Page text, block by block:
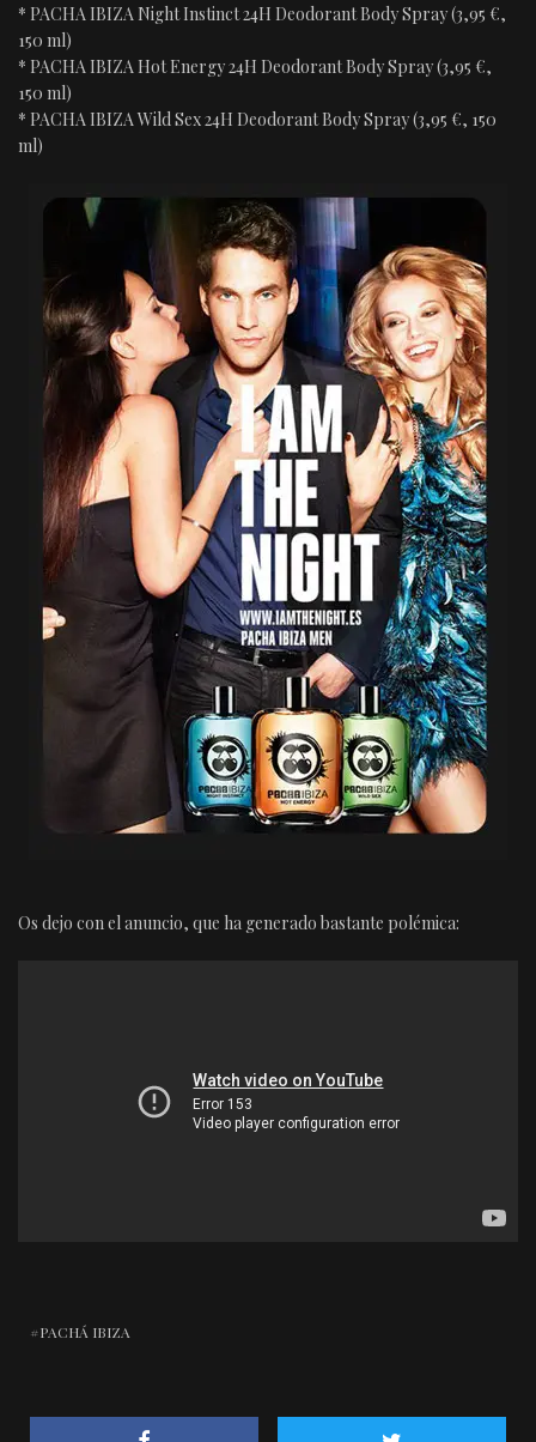
* PACHA IBIZA Night Instinct 24H Deodorant Body Spray (3,95 €,
150 ml)
* PACHA IBIZA Hot Energy 24H Deodorant Body Spray (3,95 €,
150 ml)
* PACHA IBIZA Wild Sex 24H Deodorant Body Spray (3,95 €, 150
ml)
Os dejo con el anuncio, que ha generado bastante polémica:
PACHÁ IBIZA